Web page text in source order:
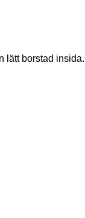
lätt borstad insida.